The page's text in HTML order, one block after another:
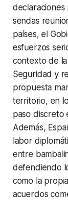
declaraciones
sendas
países, el
esfuerzos
contexto de
Seguridad y
propuesta
territorio, en
paso discreto
Además,
labor
entre
defendiendo
como la
acuerdos